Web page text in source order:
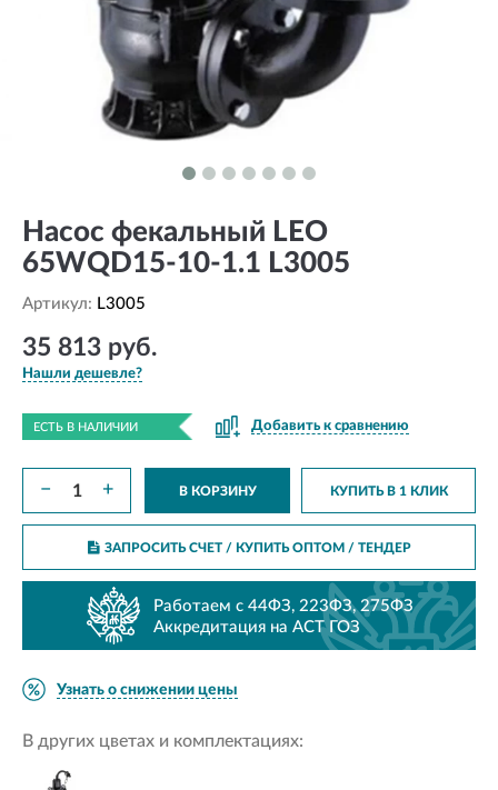
Насос фекальный LEO
65WQD15-10-1.1 L3005
Артикул: L3005
35 813 руб.
Нашли дешевле?
ЕСТЬ В НАЛИЧИИ Добавить к сравнению
− + В КОРЗИНУ КУПИТЬ В 1 КЛИК
ЗАПРОСИТЬ СЧЕТ / КУПИТЬ ОПТОМ/ ТЕНДЕР
Работаем с 44ФЗ, 223ФЗ, 275ФЗ
Аккредитация на АСТ ГОЗ
Узнать о снижении цены
В других цветах и комплектациях: